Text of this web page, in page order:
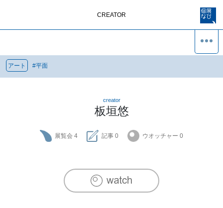
CREATOR
アート #平面
creator
板垣悠
展覧会 4 記事 0 ウオッチャー 0